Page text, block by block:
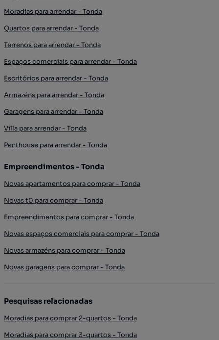
Moradias para arrendar - Tonda
Quartos para arrendar - Tonda
Terrenos para arrendar - Tonda
Espaços comerciais para arrendar - Tonda
Escritórios para arrendar - Tonda
Armazéns para arrendar - Tonda
Garagens para arrendar - Tonda
Villa para arrendar - Tonda
Penthouse para arrendar - Tonda
Empreendimentos - Tonda
Novas apartamentos para comprar - Tonda
Novas t0 para comprar - Tonda
Empreendimentos para comprar - Tonda
Novas espaços comerciais para comprar - Tonda
Novas armazéns para comprar - Tonda
Novas garagens para comprar - Tonda
Pesquisas relacionadas
Moradias para comprar 2-quartos - Tonda
Moradias para comprar 3-quartos - Tonda